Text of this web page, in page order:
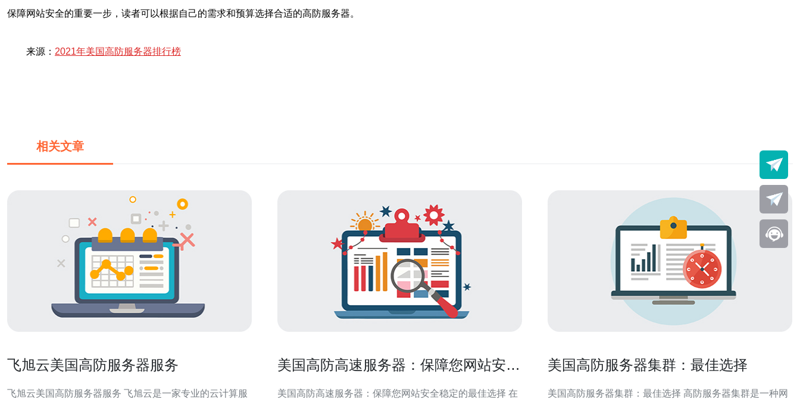
保障网站安全的重要一步，读者可以根据自己的需求和预算选择合适的高防服务器。
来源： 2021年美国高防服务器排行榜
相关文章
飞旭云美国高防服务器服务
飞旭云美国高防服务器服务 飞旭云是一家专业的云计算服
美国高防高速服务器：保障您网站安全
美国高防高速服务器：保障您网站安全稳定的最佳选择 在
美国高防服务器集群：最佳选择
美国高防服务器集群：最佳选择 高防服务器集群是一种网